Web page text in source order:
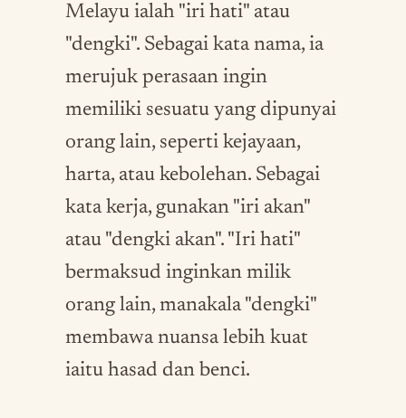
Melayu ialah "iri hati" atau
"dengki". Sebagai kata nama, ia
merujuk perasaan ingin
memiliki sesuatu yang dipunyai
orang lain, seperti kejayaan,
harta, atau kebolehan. Sebagai
kata kerja, gunakan "iri akan"
atau "dengki akan". "Iri hati"
bermaksud inginkan milik
orang lain, manakala "dengki"
membawa nuansa lebih kuat
iaitu hasad dan benci.